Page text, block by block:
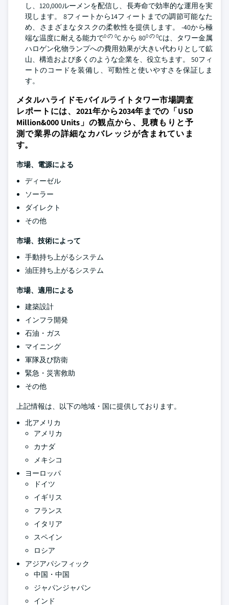
し、120,000ルーメンを配信し、長寿命で効率的な運用を実
現します。 8フィートから14フィートまでの調節可能なた
め、さまざまなタスクの柔軟性を提供します。 -40から極
端な温度に耐える能力で0 の 0C から 800 の 0Cは、タワー金属
ハロゲン化物ランプへの費用効果が大きい代わりとして鉱
山、構造および多くのような企業を、役立ちます。 50フィ
ートのコードを装備し、可動性と使いやすさを保証しま
す。
メタルハライドモバイルライトタワー市場調査
レポートには、2021年から2034年までの「USD
Million&000 Units」の観点から、見積もりと予
測で業界の詳細なカバレッジが含まれていま
す。
市場、電源による
ディーゼル
ソーラー
ダイレクト
その他
市場、技術によって
手動持ち上がるシステム
油圧持ち上がるシステム
市場、適用による
建築設計
インフラ開発
石油・ガス
マイニング
軍隊及び防衛
緊急・災害救助
その他
上記情報は、以下の地域・国に提供しております。
北アメリカ
アメリカ
カナダ
メキシコ
ヨーロッパ
ドイツ
イギリス
フランス
イタリア
スペイン
ロシア
アジアパシフィック
中国・中国
ジャパンジャパン
インド